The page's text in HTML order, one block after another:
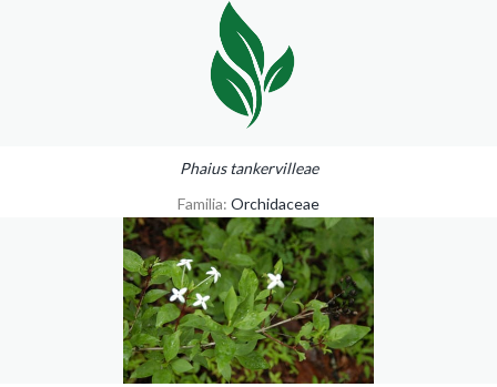
Phaius tankervilleae
Familia: Orchidaceae